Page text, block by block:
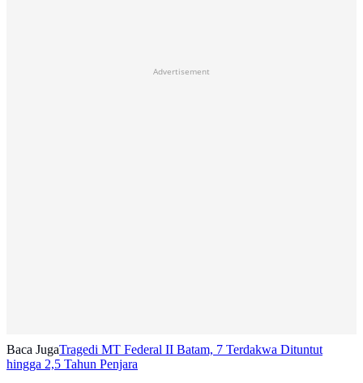
Advertisement
Baca JugaTragedi MT Federal II Batam, 7 Terdakwa Dituntut
hingga 2,5 Tahun Penjara